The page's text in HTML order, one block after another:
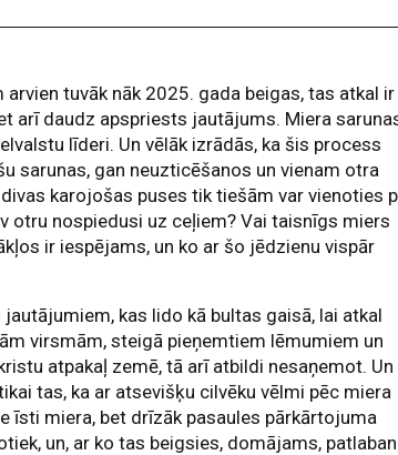
arvien tuvāk nāk 2025. gada beigas, tas atkal ir
arī daudz apspriests jautājums. Miera
līderi. Un vēlāk izrādās, ka šis process
sarunas, gan neuzticēšanos un vienam otra
karojošas puses tik tiešām var vienoties
otru nospiedusi uz ceļiem? Vai taisnīgs miers
ir iespējams, un ko ar šo jēdzienu vispār
kas lido kā bultas gaisā, lai atkal
virsmām, steigā pieņemtiem lēmumiem un
atpakaļ zemē, tā arī atbildi nesaņemot. Un
tas, ka ar atsevišķu cilvēku vēlmi pēc miera
īsti miera, bet drīzāk pasaules pārkārtojuma
un, ar ko tas beigsies, domājams, patlaban